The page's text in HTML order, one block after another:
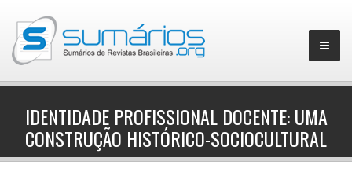
▼
IDENTIDADE PROFISSIONAL DOCENTE: UMA
CONSTRUÇÃO HISTÓRICO-SOCIOCULTURAL